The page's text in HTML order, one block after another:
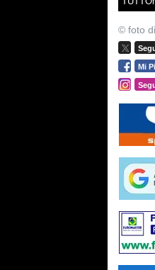
© foto
Mi